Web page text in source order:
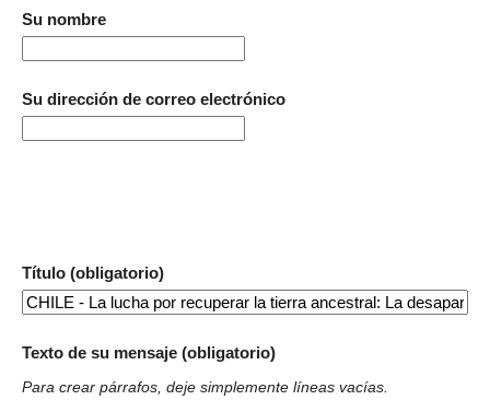
Su nombre
Su dirección de correo electrónico
Título (obligatorio)
Texto de su mensaje (obligatorio)
Para crear párrafos, deje simplemente líneas vacías.